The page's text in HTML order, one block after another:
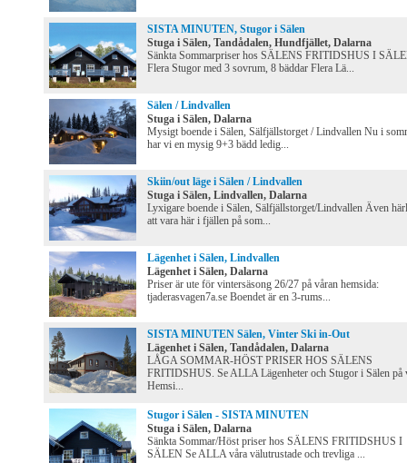
SISTA MINUTEN, Stugor i Sälen
Stuga i Sälen, Tandådalen, Hundfjället, Dalarna
Sänkta Sommarpriser hos SÄLENS FRITIDSHUS I
Flera Stugor med 3 sovrum, 8 bäddar Flera Lä...
Sälen / Lindvallen
Stuga i Sälen, Dalarna
Mysigt boende i Sälen, Sälfjällstorget / Lindvallen Nu i
har vi en mysig 9+3 bädd ledig...
Skiin/out läge i Sälen / Lindvallen
Stuga i Sälen, Lindvallen, Dalarna
Lyxigare boende i Sälen, Sälfjällstorget/Lindvallen Även
att vara här i fjällen på som...
Lägenhet i Sälen, Lindvallen
Lägenhet i Sälen, Dalarna
Priser är ute för vintersäsong 26/27 på våran hemsida:
tjaderasvagen7a.se Boendet är en 3-rums...
SISTA MINUTEN Sälen, Vinter Ski in-Out
Lägenhet i Sälen, Tandådalen, Dalarna
LÅGA SOMMAR-HÖST PRISER HOS SÄLENS
FRITIDSHUS. Se ALLA Lägenheter och Stugor i Sälen på
Hemsi...
Stugor i Sälen - SISTA MINUTEN
Stuga i Sälen, Dalarna
Sänkta Sommar/Höst priser hos SÄLENS FRITIDSHUS I
SÄLEN Se ALLA våra välutrustade och trevliga ...